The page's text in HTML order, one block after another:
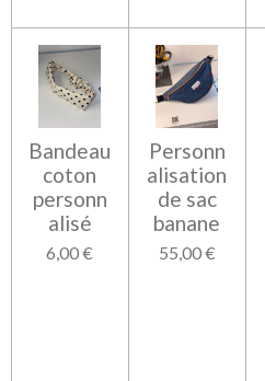
Bandeau
coton
personn
alisé
6,00 €
Personn
alisation
de sac
banane
55,00 €